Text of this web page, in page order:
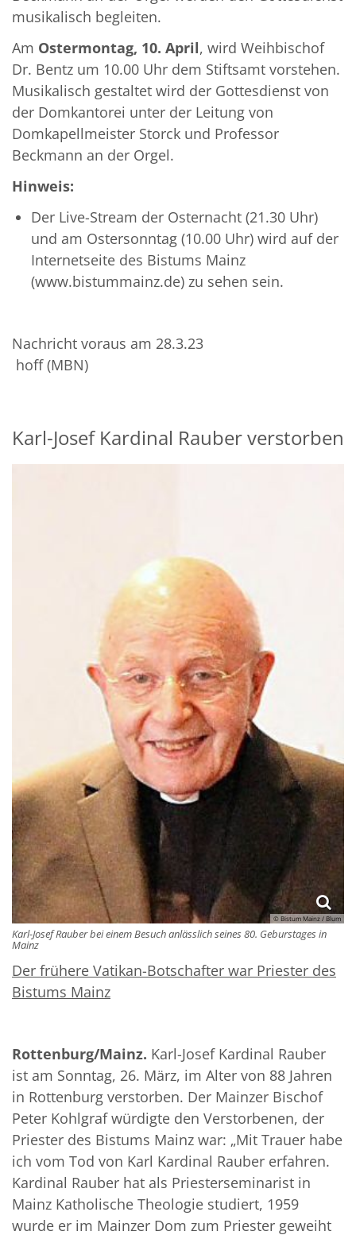
musikalisch begleiten.
Am Ostermontag, 10. April, wird Weihbischof
Dr. Bentz um 10.00 Uhr dem Stiftsamt vorstehen.
Musikalisch gestaltet wird der Gottesdienst von
der Domkantorei unter der Leitung von
Domkapellmeister Storck und Professor
Beckmann an der Orgel.
Hinweis:
Der Live-Stream der Osternacht (21.30 Uhr)
und am Ostersonntag (10.00 Uhr) wird auf der
Internetseite des Bistums Mainz
(www.bistummainz.de) zu sehen sein.
Nachricht voraus am 28.3.23
hoff (MBN)
Karl-Josef Kardinal Rauber verstorben
© Bistum Mainz / Blum
Karl-Josef Rauber bei einem Besuch anlässlich seines 80. Geburstages in
Mainz
Der frühere Vatikan-Botschafter war Priester des
Bistums Mainz
Rottenburg/Mainz. Karl-Josef Kardinal Rauber
ist am Sonntag, 26. März, im Alter von 88 Jahren
in Rottenburg verstorben. Der Mainzer Bischof
Peter Kohlgraf würdigte den Verstorbenen, der
Priester des Bistums Mainz war: „Mit Trauer habe
ich vom Tod von Karl Kardinal Rauber erfahren.
Kardinal Rauber hat als Priesterseminarist in
Mainz Katholische Theologie studiert, 1959
wurde er im Mainzer Dom zum Priester geweiht